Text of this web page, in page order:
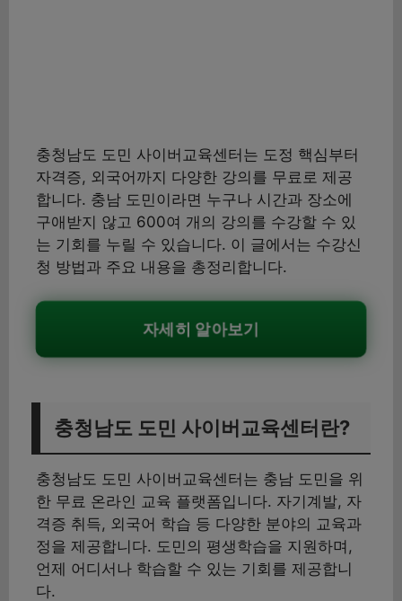
충청남도 도민 사이버교육센터는 도정 핵심부터
자격증, 외국어까지 다양한 강의를 무료로 제공
합니다. 충남 도민이라면 누구나 시간과 장소에
구애받지 않고 600여 개의 강의를 수강할 수 있
는 기회를 누릴 수 있습니다. 이 글에서는 수강신
청 방법과 주요 내용을 총정리합니다.
자세히 알아보기
충청남도 도민 사이버교육센터란?
충청남도 도민 사이버교육센터는 충남 도민을 위
한 무료 온라인 교육 플랫폼입니다. 자기계발, 자
격증 취득, 외국어 학습 등 다양한 분야의 교육과
정을 제공합니다. 도민의 평생학습을 지원하며,
언제 어디서나 학습할 수 있는 기회를 제공합니
다.